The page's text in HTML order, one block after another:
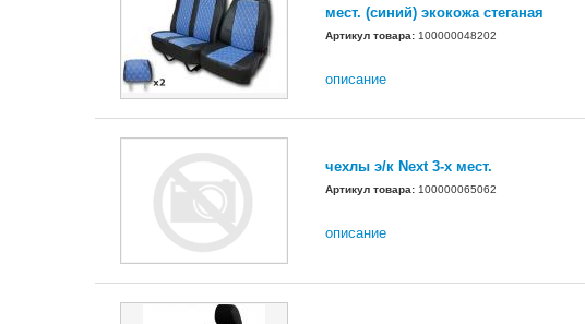
мест. (синий) экокожа стеганая
Артикул товара: 100000048202
описание
чехлы э/к Next 3-х мест.
Артикул товара: 100000065062
описание